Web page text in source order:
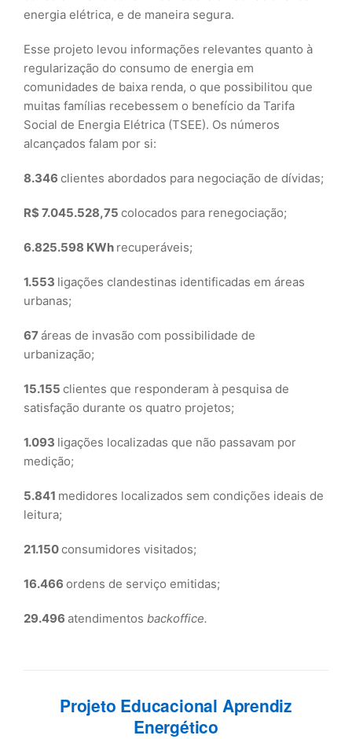
energia elétrica, e de maneira segura.
Esse projeto levou informações relevantes quanto à
regularização do consumo de energia em
comunidades de baixa renda, o que possibilitou que
muitas famílias recebessem o benefício da Tarifa
Social de Energia Elétrica (TSEE). Os números
alcançados falam por si:
8.346 clientes abordados para negociação de dívidas;
R$ 7.045.528,75 colocados para renegociação;
6.825.598 KWh recuperáveis;
1.553 ligações clandestinas identificadas em áreas
urbanas;
67áreas de invasão com possibilidade de
urbanização;
15.155 clientes que responderam à pesquisa de
satisfação durante os quatro projetos;
1.093 ligações localizadas que não passavam por
medição;
5.841 medidores localizados sem condições ideais de
leitura;
21.150consumidores visitados;
16.466 ordens de serviço emitidas;
29.496 atendimentos backoffice.
Projeto Educacional Aprendiz
Energético